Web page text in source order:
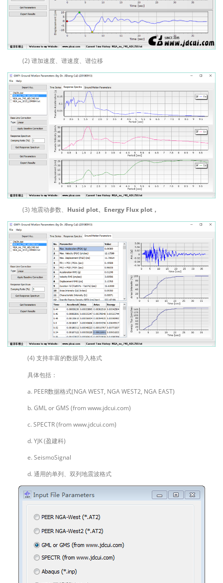
(2) 谱加速度、谱速度、谱位移
(3) 地震动参数、 Husid plot、Energy Flux plot，
(4) 支持丰富的数据导入格式
具体包括：
a. PEER数据格式(NGA WEST, NGA WEST2, NGA EAST)
b. GML or GMS (from www.jdcui.com)
c. SPECTR (from www.jdcui.com)
d. YJK (盈建科)
e. SeismoSignal
d. 通用的单列、双列地震波格式